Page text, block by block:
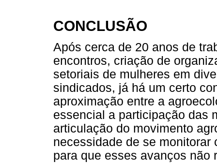
CONCLUSÃO
Após cerca de 20 anos de
encontros, criação de
setoriais de mulheres em
sindicados, já há um certo
aproximação entre a
essencial a participação das
articulação do movimento
necessidade de se
para que esses avanços não